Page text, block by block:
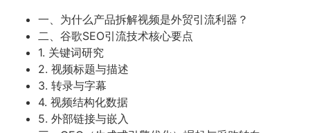
一、为什么产品拆解视频是外贸引流利器？
二、谷歌SEO引流技术核心要点
1. 关键词研究
2. 视频标题与描述
3. 转录与字幕
4. 视频结构化数据
5. 外部链接与嵌入